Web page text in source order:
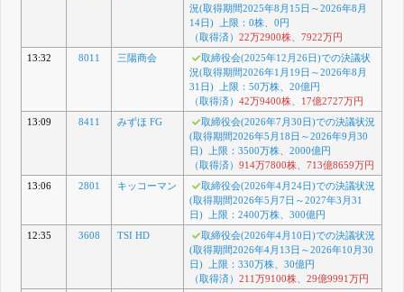
況(取得期間2025年8月15日～2026年8月
14日) 上限：0株、0円
（取得済） 22万2900株、 7922万円
13:32
8011 三陽商会
取締役会(2025年12月26日)での決議状
況(取得期間2026年1月19日～2026年8月
31日) 上限：50万株、20億円
（取得済） 42万9400株、
17億2727万円
13:09
8411 みずほ FG
取締役会(2026年7月30日)での決議状況
(取得期間2026年5月18日～2026年9月30
日) 上限：3500万株、2000億円
（取得済） 914万7800株、 713億8659万円
13:06
2801 キッコーマン
取締役会(2026年4月24日)での決議状況
(取得期間2026年5月7日～2027年3月31
日) 上限：2400万株、300億円
12:35
3608 TSI HD
取締役会(2026年4月10日)での決議状況
(取得期間2026年4月13日～2026年10月30
日) 上限：330万株、30億円
（取得済） 211万9100株、 29億9991万円